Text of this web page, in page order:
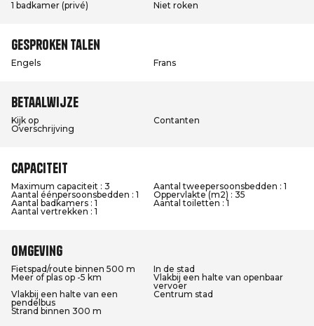
1 badkamer (privé)
Niet roken
Gesproken talen
Engels Frans
Betaalwijze
Kijk op
Contanten
Overschrijving
Capaciteit
Maximum capaciteit : 3
Aantal tweepersoonsbedden : 1
Aantal éénpersoonsbedden : 1
Oppervlakte (m2) : 35
Aantal badkamers : 1
Aantal toiletten : 1
Aantal vertrekken : 1
Omgeving
Fietspad/route binnen 500 m
In de stad
Meer of plas op -5 km
Vlakbij een halte van openbaar
vervoer
Vlakbij een halte van een
pendelbus
Centrum stad
Strand binnen 300 m